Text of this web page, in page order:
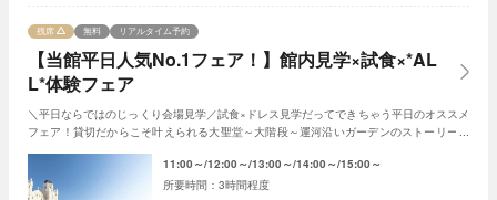
【当館平日人気No.1フェア！】館内見学×試食×*AL
L*体験フェア
残席 無料 リアルタイム予約
＼平日ならではのじっくり会場見学／試食×ドレス見学だってできちゃう平日のオススメ
フェア！貸切だからこそ叶えられる大聖堂～大階段～運河沿いガーデンのストーリーを
11:00～ 12:00～ 13:00～ 14:00～ 15:00～
3時間程度